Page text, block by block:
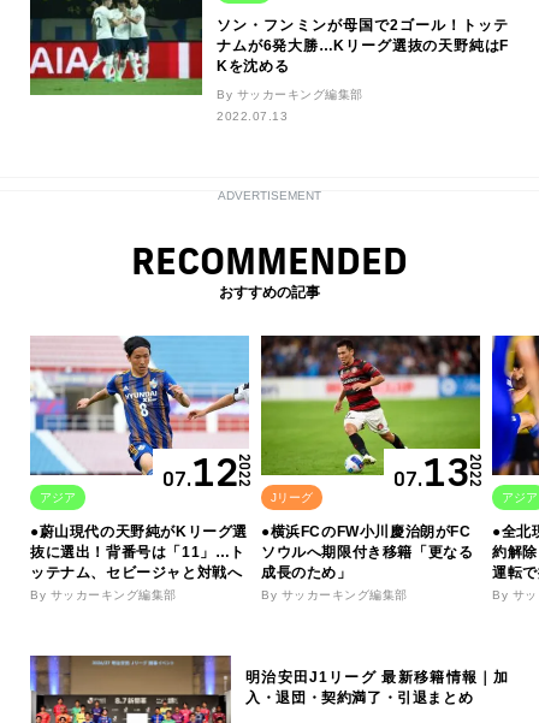
ソン・フンミンが母国で2ゴール！トッテ
ナムが6発大勝…Kリーグ選抜の天野純はF
Kを沈める
By サッカーキング編集部
2022.07.13
ADVERTISEMENT
RECOMMENDED
おすすめの記事
07.122022
アジア
●蔚山現代の天野純がKリーグ選
抜に選出！背番号は「11」…ト
ッテナム、セビージャと対戦へ
By サッカーキング編集部
07.132022
Jリーグ
●横浜FCのFW小川慶治朗がFC
ソウルへ期限付き移籍「更なる
成長のため」
By サッカーキング編集部
アジア
●全北
約解
運転
By サ
明治安田J1リーグ 最新移籍情報｜加
入・退団・契約満了・引退まとめ